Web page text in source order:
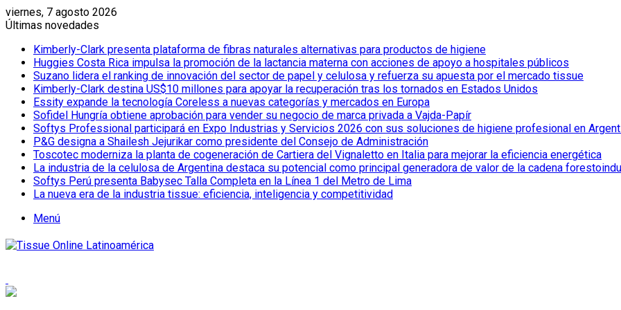
viernes, 7 agosto 2026
Últimas novedades
Kimberly-Clark presenta plataforma de fibras naturales alternativas para productos de higiene
Huggies Costa Rica impulsa la promoción de la lactancia materna con acciones de apoyo a hospitales públicos
Suzano lidera el ranking de innovación del sector de papel y celulosa y refuerza su apuesta por el mercado tissue
Kimberly-Clark destina US$10 millones para apoyar la recuperación tras los tornados en Estados Unidos
Essity expande la tecnología Coreless a nuevas categorías y mercados en Europa
Sofidel Hungría obtiene aprobación para vender su negocio de marca privada a Vajda-Papír
Softys Professional participará en Expo Industrias y Servicios 2026 con sus soluciones de higiene profesional en
P&G designa a Shailesh Jejurikar como presidente del Consejo de Administración
Toscotec moderniza la planta de cogeneración de Cartiera del Vignaletto en Italia para mejorar la eficiencia energética
La industria de la celulosa de Argentina destaca su potencial como principal generadora de valor de la cadena
Softys Perú presenta Babysec Talla Completa en la Línea 1 del Metro de Lima
La nueva era de la industria tissue: eficiencia, inteligencia y competitividad
Menú